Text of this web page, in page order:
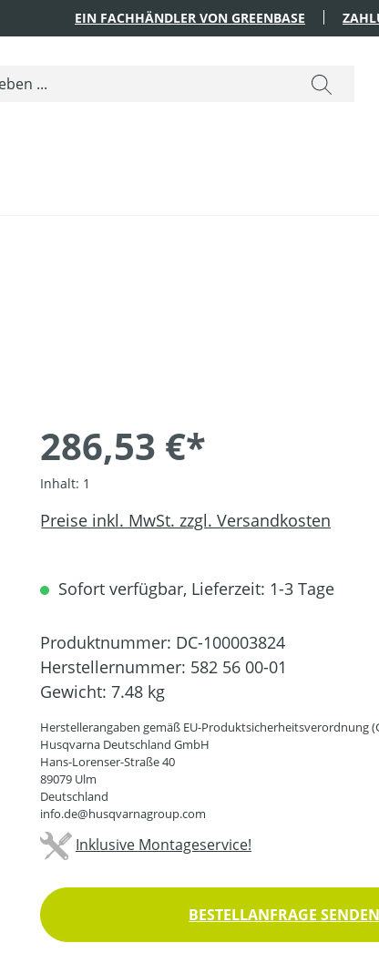
EIN FACHHÄNDLER VON GREENBASE
286,53 €*
Inhalt: 1
Preise inkl. MwSt. zzgl. Versandkosten
Sofort verfügbar, Lieferzeit: 1-3 Tage
Produktnummer: DC-100003824
Herstellernummer: 582 56 00-01
Gewicht: 7.48 kg
Herstellerangaben gemäß EU-Produktsicherheitsverordnung
Husqvarna Deutschland GmbH
Hans-Lorenser-Straße 40
89079 Ulm
Deutschland
info.de@husqvarnagroup.com
Inklusive Montageservice!
BESTELLANFRAGE SENDEN